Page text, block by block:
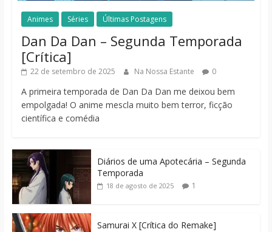
Animes Séries Últimas Postagens
Dan Da Dan – Segunda Temporada
[Crítica]
22 de setembro de 2025 Na Nossa Estante 0
A primeira temporada de Dan Da Dan me deixou bem
empolgada! O anime mescla muito bem terror, ficção
científica e comédia
Diários de uma Apotecária – Segunda
Temporada
18 de agosto de 2025 1
Samurai X [Crítica do Remake]